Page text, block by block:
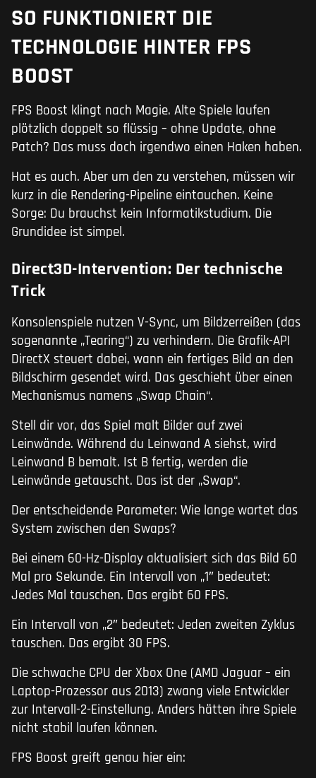
SO FUNKTIONIERT DIE
TECHNOLOGIE HINTER FPS
BOOST
FPS Boost klingt nach Magie. Alte Spiele laufen
plötzlich doppelt so flüssig – ohne Update, ohne
Patch? Das muss doch irgendwo einen Haken haben.
Hat es auch. Aber um den zu verstehen, müssen wir
kurz in die Rendering-Pipeline eintauchen. Keine
Sorge: Du brauchst kein Informatikstudium. Die
Grundidee ist simpel.
Direct3D-Intervention: Der technische
Trick
Konsolenspiele nutzen V-Sync, um Bildzerreißen (das
sogenannte „Tearing“) zu verhindern. Die Grafik-API
DirectX steuert dabei, wann ein fertiges Bild an den
Bildschirm gesendet wird. Das geschieht über einen
Mechanismus namens „Swap Chain“.
Stell dir vor, das Spiel malt Bilder auf zwei
Leinwände. Während du Leinwand A siehst, wird
Leinwand B bemalt. Ist B fertig, werden die
Leinwände getauscht. Das ist der „Swap“.
Der entscheidende Parameter: Wie lange wartet das
System zwischen den Swaps?
Bei einem 60-Hz-Display aktualisiert sich das Bild 60
Mal pro Sekunde. Ein Intervall von „1″ bedeutet:
Jedes Mal tauschen. Das ergibt 60 FPS.
Ein Intervall von „2″ bedeutet: Jeden zweiten Zyklus
tauschen. Das ergibt 30 FPS.
Die schwache CPU der Xbox One (AMD Jaguar – ein
Laptop-Prozessor aus 2013) zwang viele Entwickler
zur Intervall-2-Einstellung. Anders hätten ihre Spiele
nicht stabil laufen können.
FPS Boost greift genau hier ein: